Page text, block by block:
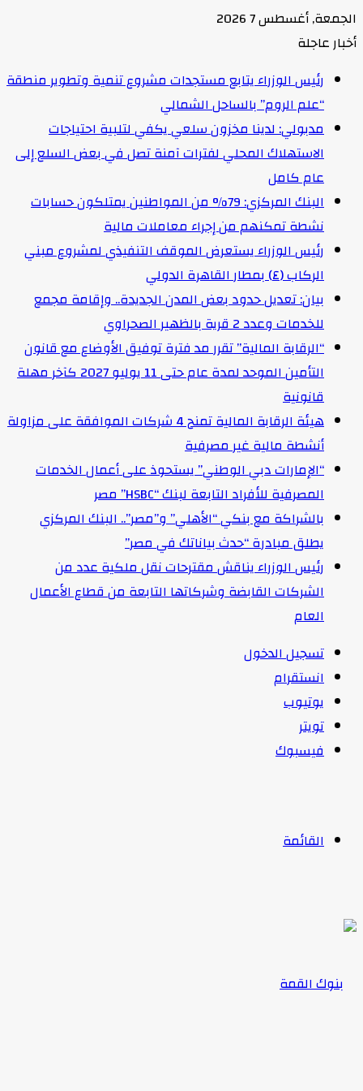
الجمعة, أغسطس 7 2026
أخبار عاجلة
رئيس الوزراء يتابع مستجدات مشروع تنمية وتطوير منطقة
“علم الروم” بالساحل الشمالي
مدبولي: لدينا مخزون سلعي يكفي لتلبية احتياجات
الاستهلاك المحلي لفترات آمنة تصل في بعض السلع إلى
عام كامل
البنك المركزي: 79% من المواطنين يمتلكون حسابات
نشطة تمكنهم من إجراء معاملات مالية
رئيس الوزراء يستعرض الموقف التنفيذي لمشروع مبني
الركاب (٤) بمطار القاهرة الدولي
بيان: تعديل حدود بعض المدن الجديدة.. وإقامة مجمع
للخدمات وعدد 2 قرية بالظهير الصحراوي
“الرقابة المالية” تقرر مد فترة توفيق الأوضاع مع قانون
التأمين الموحد لمدة عام حتى 11 يوليو 2027 كآخر مهلة
قانونية
هيئة الرقابة المالية تمنح 4 شركات الموافقة على مزاولة
أنشطة مالية غير مصرفية
“الإمارات دبي الوطني” يستحوذ على أعمال الخدمات
المصرفية للأفراد التابعة لبنك “HSBC” مصر
بالشراكة مع بنكي “الأهلي” و”مصر”.. البنك المركزي
يطلق مبادرة “حدث بياناتك في مصر”
رئيس الوزراء يناقش مقترحات نقل ملكية عدد من
الشركات القابضة وشركاتها التابعة من قطاع الأعمال
العام
تسجيل الدخول
انستقرام
يوتيوب
تويتر
فيسبوك
القائمة